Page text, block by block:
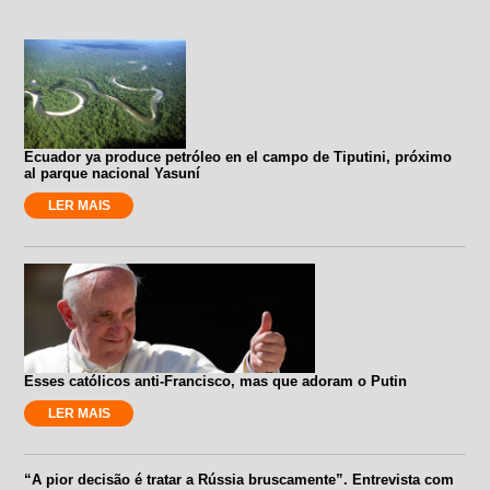
Ecuador ya produce petróleo en el campo de Tiputini, próximo
al parque nacional Yasuní
LER MAIS
Esses católicos anti-Francisco, mas que adoram o Putin
LER MAIS
“A pior decisão é tratar a Rússia bruscamente”. Entrevista com